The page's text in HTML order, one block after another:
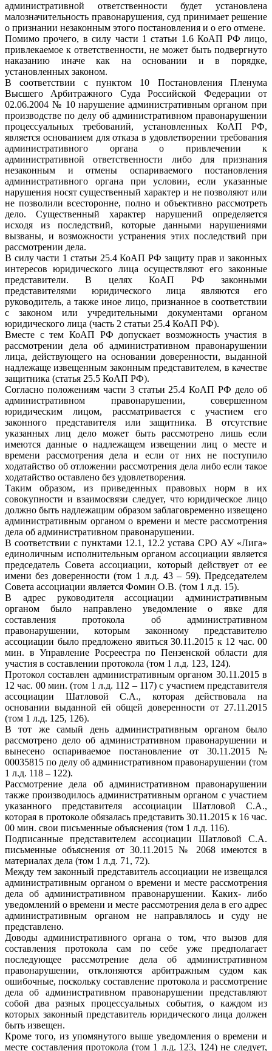
административной ответственности будет установлена
малозначительность правонарушения, суд принимает решение
о признании незаконным этого постановления и о его отмене.
Помимо прочего, в силу части 1 статьи 1.6 КоАП РФ лицо,
привлекаемое к ответственности, не может быть подвергнуто
наказанию иначе как на основании и в порядке,
установленных законом.
В соответствии с пунктом 10 Постановления Пленума
Высшего Арбитражного Суда Российской Федерации от
02.06.2004 № 10 нарушение административным органом при
производстве по делу об административном правонарушении
процессуальных требований, установленных КоАП РФ,
является основанием для отказа в удовлетворении требования
административного органа о привлечении к
административной ответственности либо для признания
незаконным и отмены оспариваемого постановления
административного органа при условии, если указанные
нарушения носят существенный характер и не позволяют или
не позволили всесторонне, полно и объективно рассмотреть
дело. Существенный характер нарушений определяется
исходя из последствий, которые данными нарушениями
вызваны, и возможности устранения этих последствий при
рассмотрении дела.
В силу части 1 статьи 25.4 КоАП РФ защиту прав и законных
интересов юридического лица осуществляют его законные
представители. В целях КоАП РФ законными
представителями юридического лица являются его
руководитель, а также иное лицо, признанное в соответствии
с законом или учредительными документами органом
юридического лица (часть 2 статьи 25.4 КоАП РФ).
Вместе с тем КоАП РФ допускает возможность участия в
рассмотрении дела об административном правонарушении
лица, действующего на основании доверенности, выданной
надлежаще извещенным законным представителем, в качестве
защитника (статья 25.5 КоАП РФ).
Согласно положениям части 3 статьи 25.4 КоАП РФ дело об
административном правонарушении, совершенном
юридическим лицом, рассматривается с участием его
законного представителя или защитника. В отсутствие
указанных лиц дело может быть рассмотрено лишь если
имеются данные о надлежащем извещении лиц о месте и
времени рассмотрения дела и если от них не поступило
ходатайство об отложении рассмотрения дела либо если такое
ходатайство оставлено без удовлетворения.
Таким образом, из приведенных правовых норм в их
совокупности и взаимосвязи следует, что юридическое лицо
должно быть надлежащим образом заблаговременно извещено
административным органом о времени и месте рассмотрения
дела об административном правонарушении.
В соответствии с пунктами 12.1, 12.2 устава СРО АУ «Лига»
единоличным исполнительным органом ассоциации является
председатель Совета ассоциации, который действует от ее
имени без доверенности (том 1 л.д. 43 – 59). Председателем
Совета ассоциации является Фомин О.В. (том 1 л.д. 15).
В адрес руководителя ассоциации административным
органом было направлено уведомление о явке для
составления протокола об административном
правонарушении, которым законному представителю
ассоциации было предложено явиться 30.11.2015 к 12 час. 00
мин. в Управление Росреестра по Пензенской области для
участия в составлении протокола (том 1 л.д. 123, 124).
Протокол составлен административным органом 30.11.2015 в
12 час. 00 мин. (том 1 л.д. 112 – 117) с участием представителя
ассоциации Шатловой С.А., которая действовала на
основании выданной ей общей доверенности от 27.11.2015
(том 1 л.д. 125, 126).
В тот же самый день административным органом было
рассмотрено дело об административном правонарушении и
вынесено оспариваемое постановление от 30.11.2015 №
00035815 по делу об административном правонарушении (том
1 л.д. 118 – 122).
Рассмотрение дела об административном правонарушении
также производилось административным органом с участием
указанного представителя ассоциации Шатловой С.А.,
которая в протоколе обязалась представить 30.11.2015 к 16 час.
00 мин. свои письменные объяснения (том 1 л.д. 116).
Подписанные представителем ассоциации Шатловой С.А.
письменные объяснения от 30.11.2015 № 2068 имеются в
материалах дела (том 1 л.д. 71, 72).
Между тем законный представитель ассоциации не извещался
административным органом о времени и месте рассмотрения
дела об административном правонарушении. Каких- либо
уведомлений о времени и месте рассмотрения дела в его адрес
административным органом не направлялось и суду не
представлено.
Доводы административного органа о том, что вызов для
составления протокола сам по себе уже предполагает
последующее рассмотрение дела об административном
правонарушении, отклоняются арбитражным судом как
ошибочные, поскольку составление протокола и рассмотрение
дела об административном правонарушении представляют
собой два разных процессуальных события, о каждом из
которых законный представитель юридического лица должен
быть извещен.
Кроме того, из упомянутого выше уведомления о времени и
месте составления протокола (том 1 л.д. 123, 124) не следует,